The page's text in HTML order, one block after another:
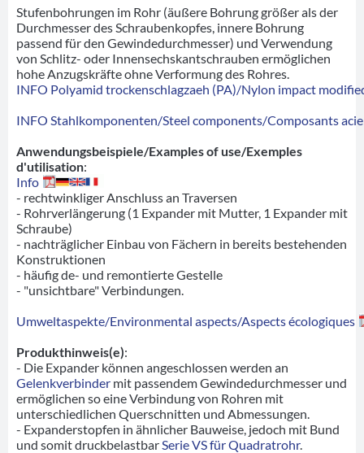
Stufenbohrungen im Rohr (äußere Bohrung größer als der
Durchmesser des Schraubenkopfes, innere Bohrung
passend für den Gewindedurchmesser) und Verwendung
von Schlitz- oder Innensechskantschrauben ermöglichen
hohe Anzugskräfte ohne Verformung des Rohres.
INFO Polyamid trockenschlagzaeh (PA)/Nylon impact
INFO Stahlkomponenten/Steel components/Composants
Anwendungsbeispiele/Examples of use/Exemples
d'utilisation:
Info
- rechtwinkliger Anschluss an Traversen
- Rohrverlängerung (1 Expander mit Mutter, 1 Expander mit
Schraube)
- nachträglicher Einbau von Fächern in bereits bestehenden
Konstruktionen
- häufig de- und remontierte Gestelle
- "unsichtbare" Verbindungen.
Umweltaspekte/Environmental aspects/Aspects écologiques
Produkthinweis(e):
- Die Expander können angeschlossen werden an
Gelenkverbinder mit passendem Gewindedurchmesser und
ermöglichen so eine Verbindung von Rohren mit
unterschiedlichen Querschnitten und Abmessungen.
- Expanderstopfen in ähnlicher Bauweise, jedoch mit Bund
und somit druckbelastbar Serie VS für Quadratrohr.